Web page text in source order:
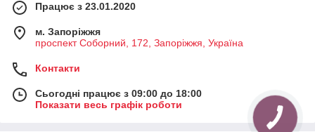
Працює з 23.01.2020
м. Запоріжжя
проспект Соборний, 172, Запоріжжя, Україна
Контакти
Сьогодні працює з 09:00 до 18:00
Показати весь графік роботи